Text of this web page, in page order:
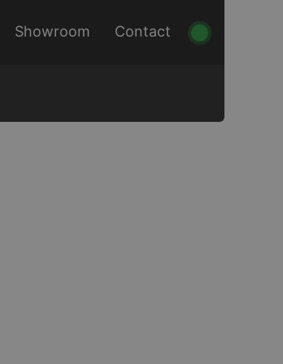
Showroom Contact